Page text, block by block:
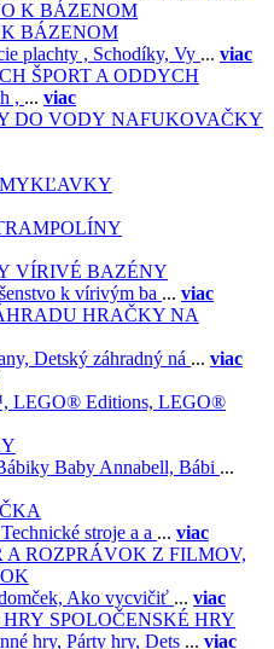
BÁZENOM
plachty , Schodíky, Vy ... viac
ŠPORT A ODDYCH
, ... viac
NAFUKOVAČKY
VÍRIVÉ BAZÉNY
k vírivým ba ... viac
HRAČKY NA
Detský záhradný ná ... viac
LEGO® Editions, LEGO®
Baby Annabell, Bábi ...
Technické stroje a a ... viac
Z FILMOV,
Ako vycvičiť ... viac
SPOLOČENSKÉ HRY
hry, Párty hry, Dets ... viac